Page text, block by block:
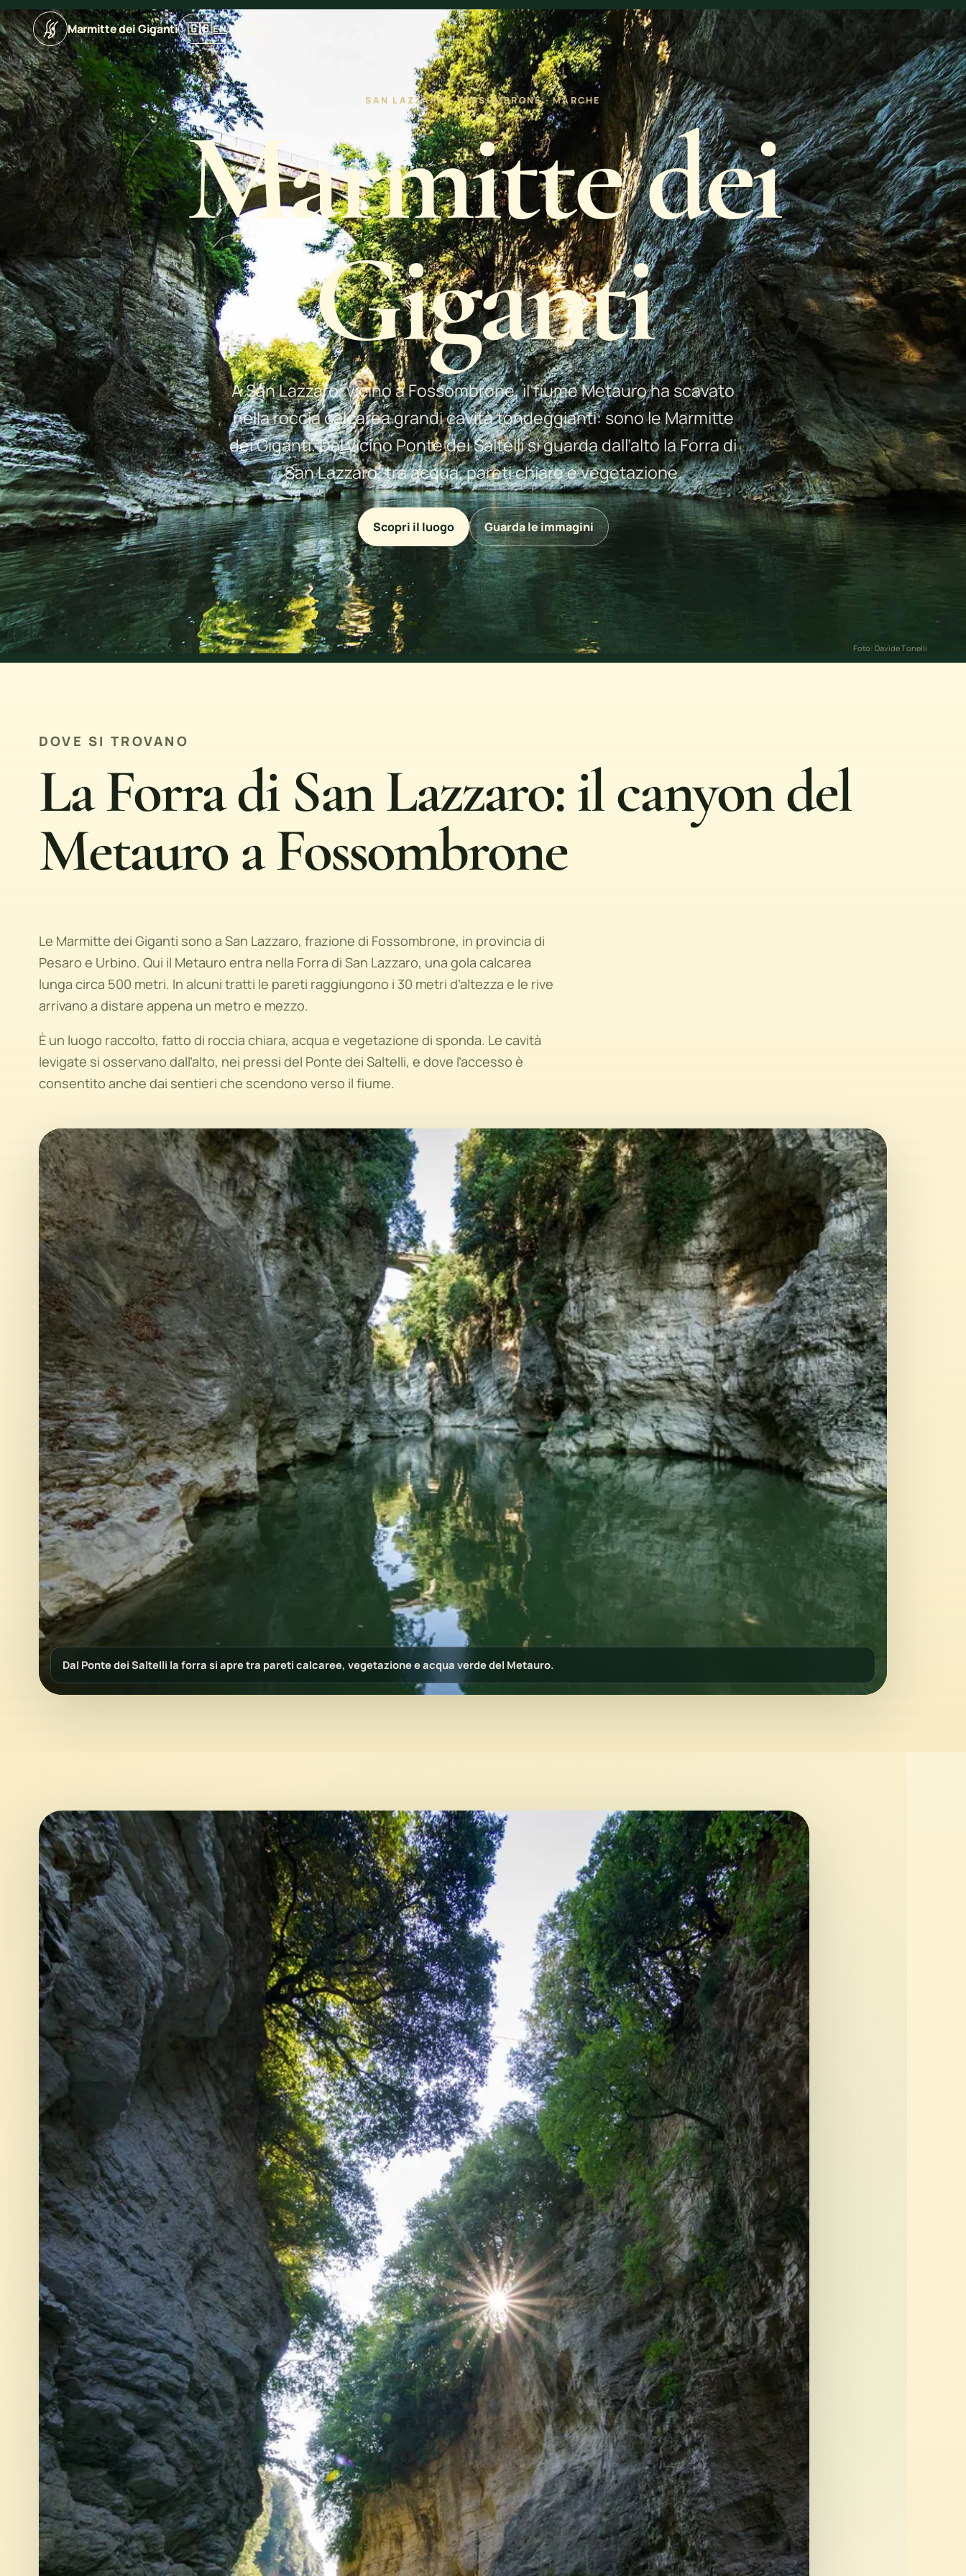
Marmitte dei Giganti
Apri menu di navigazione
🇬🇧EN
SAN LAZZARO · FOSSOMBRONE · MARCHE
Marmitte dei
Giganti
A San Lazzaro, vicino a Fossombrone, il fiume Metauro ha scavato
nella roccia calcarea grandi cavità tondeggianti: sono le Marmitte
dei Giganti. Dal vicino Ponte dei Saltelli si guarda dall’alto la Forra di
San Lazzaro, tra acqua, pareti chiare e vegetazione.
Scopri il luogo Guarda le immagini
Foto: Davide Tonelli
DOVE SI TROVANO
La Forra di San Lazzaro: il canyon del
Metauro a Fossombrone
Le Marmitte dei Giganti sono a San Lazzaro, frazione di Fossombrone, in provincia di
Pesaro e Urbino. Qui il Metauro entra nella Forra di San Lazzaro, una gola calcarea
lunga circa 500 metri. In alcuni tratti le pareti raggiungono i 30 metri d’altezza e le rive
arrivano a distare appena un metro e mezzo.
È un luogo raccolto, fatto di roccia chiara, acqua e vegetazione di sponda. Le cavità
levigate si osservano dall’alto, nei pressi del Ponte dei Saltelli, e dove l’accesso è
consentito anche dai sentieri che scendono verso il fiume.
Dal Ponte dei Saltelli la forra si apre tra pareti calcaree, vegetazione e acqua verde del Metauro.